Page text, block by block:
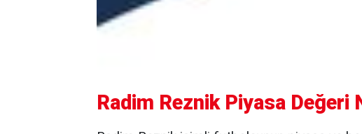
Radim Reznik Piyasa Değeri